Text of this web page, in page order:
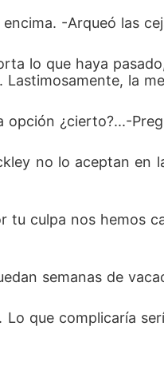
-Arqueó las
lo que haya
la
opción ¿cierto?...-
no lo aceptan en
tu culpa nos hemos
semanas de
que complicaría